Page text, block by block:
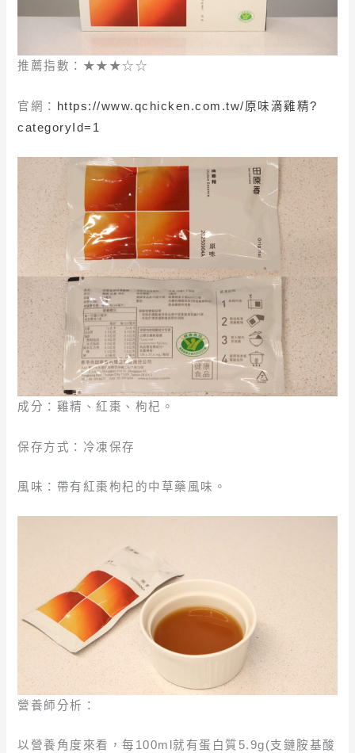
推薦指數：★★★☆☆
官網：
https://www.qchicken.com.tw/原味滴雞精?
categoryId=1
成分：雞精、紅棗、枸杞。
保存方式：冷凍保存
風味：帶有紅棗枸杞的中草藥風味。
營養師分析：
以營養角度來看，每100ml就有蛋白質5.9g(支鏈胺基酸